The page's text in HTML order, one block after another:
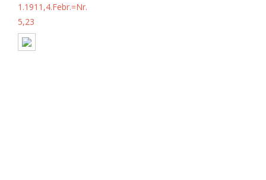
1.1911,4.Febr.=Nr.
5,23